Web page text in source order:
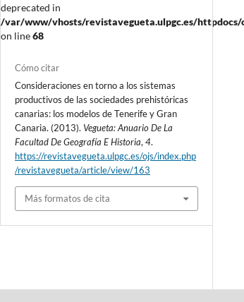
deprecated in
/var/www/vhosts/revistavegueta.ulpgc.es/
on line68
Cómo citar
Consideraciones en torno a los sistemas
productivos de las sociedades prehistóricas
canarias: los modelos de Tenerife y Gran
Canaria. (2013). Vegueta: Anuario De La
Facultad De Geografía E Historia,4.
https://revistavegueta.ulpgc.es/ojs/index.php
/revistavegueta/article/view/163
Más formatos de cita